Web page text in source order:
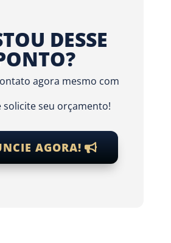
DESSE
agora mesmo com
solicite seu orçamento!
AGORA!